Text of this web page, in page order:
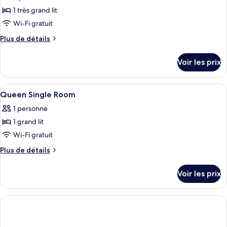
ce
type
chambre :
1 très grand lit
Wi-Fi gratuit
Plus de détails
Plus
le
type
de
Suite
Exécutive
Voir les prix
Afficher
toutes
les
photos
pour
ce
chambre :
Queen
Single
Une machine à café, deux tasses,
2
Queen Single Room
1 personne
1 grand lit
Wi-Fi gratuit
Plus de détails
Plus
le
type
de
Voir les prix